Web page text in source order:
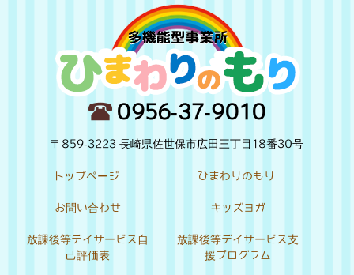
0956-37-9010
〒859-3223 長崎県佐世保市広田三丁目18番30号
トップページ ひまわりのもり
お問い合わせ キッズヨガ
放課後等デイサービス自
己評価表
放課後等デイサービス支
援プログラム